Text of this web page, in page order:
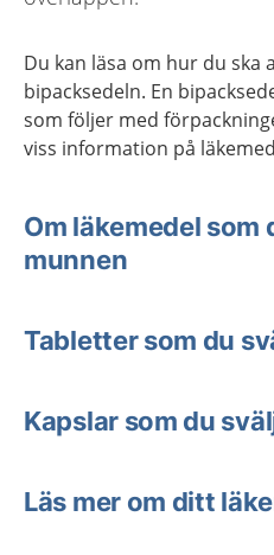
Du kan läsa om hur du ska
bipacksedeln. En
som följer med
viss information på
Om läkemedel som
munnen
Tabletter som du
Kapslar som du
Läs mer om ditt